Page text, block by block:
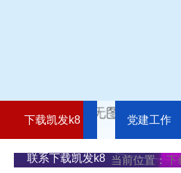
下载凯发k8 党建工作
联系下载凯发k8 当前位置： 下